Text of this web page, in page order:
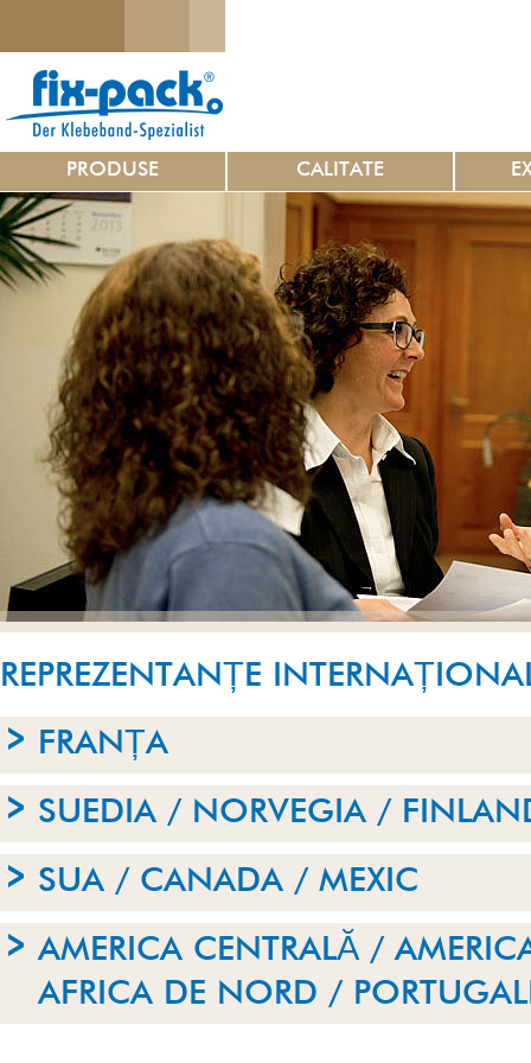
PRODUSE CALITATE
REPREZENTANȚE
FRANȚA
SUEDIA / NORVEGIA /
SUA / CANADA / MEXIC
AMERICA CENTRALĂ /
AFRICA DE NORD /